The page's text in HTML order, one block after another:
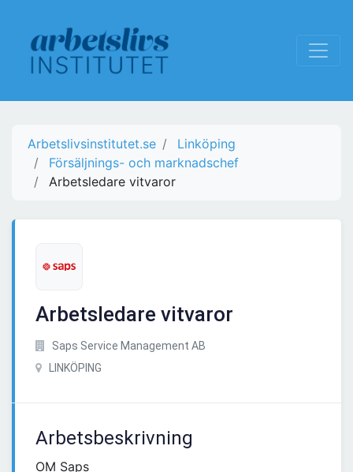
Arbetslivsinstitutet.se
Linköping
Försäljnings- och marknadschef
Arbetsledare vitvaror
Arbetsledare vitvaror
Saps Service Management AB
LINKÖPING
Arbetsbeskrivning
OM Saps